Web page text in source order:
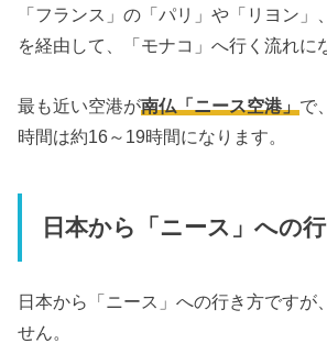
「フランス」の「パリ」や「リヨン」
を経由して、「モナコ」へ行く流れに
最も近い空港が南仏「ニース空港」で
時間は約16～19時間になります。
日本から「ニース」への
日本から「ニース」への行き方ですが
せん。